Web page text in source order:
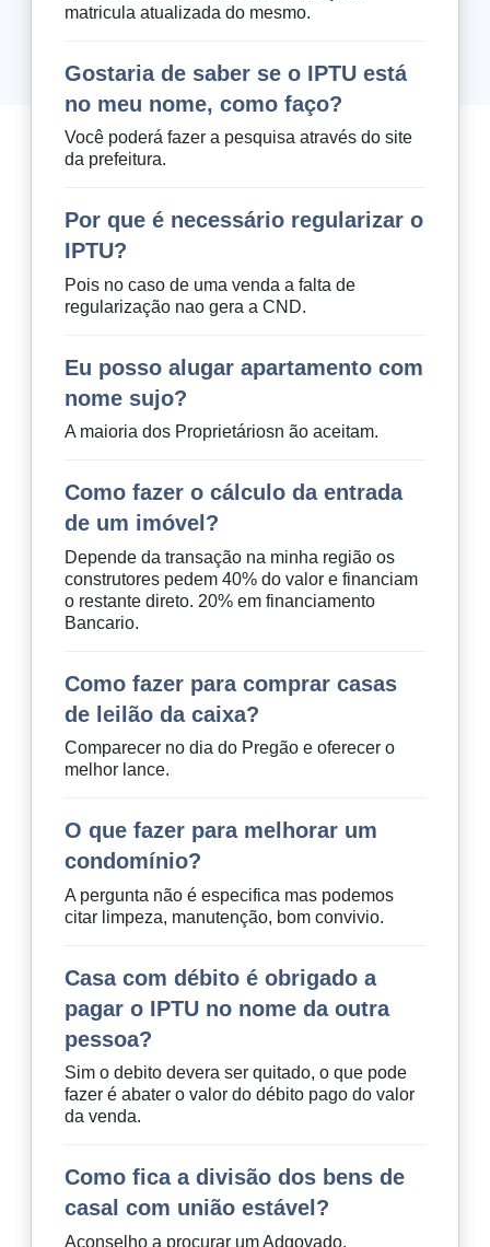
matricula atualizada do mesmo.
Gostaria de saber se o IPTU está
no meu nome, como faço?
Você poderá fazer a pesquisa através do site
da prefeitura.
Por que é necessário regularizar o
IPTU?
Pois no caso de uma venda a falta de
regularização nao gera a CND.
Eu posso alugar apartamento com
nome sujo?
A maioria dos Proprietáriosn ão aceitam.
Como fazer o cálculo da entrada
de um imóvel?
Depende da transação na minha região os
construtores pedem 40% do valor e financiam
o restante direto. 20% em financiamento
Bancario.
Como fazer para comprar casas
de leilão da caixa?
Comparecer no dia do Pregão e oferecer o
melhor lance.
O que fazer para melhorar um
condomínio?
A pergunta não é especifica mas podemos
citar limpeza, manutenção, bom convivio.
Casa com débito é obrigado a
pagar o IPTU no nome da outra
pessoa?
Sim o debito devera ser quitado, o que pode
fazer é abater o valor do débito pago do valor
da venda.
Como fica a divisão dos bens de
casal com união estável?
Aconselho a procurar um Adgovado.